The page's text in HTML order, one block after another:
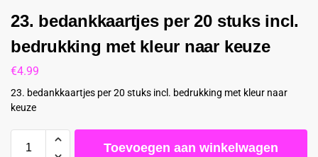
23. bedankkaartjes per 20 stuks incl.
bedrukking met kleur naar keuze
€4.99
23. bedankkaartjes per 20 stuks incl. bedrukking met kleur naar
keuze
Toevoegen aan winkelwagen